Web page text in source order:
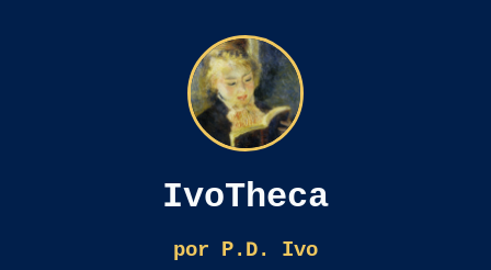
IvoTheca
por P.D. Ivo